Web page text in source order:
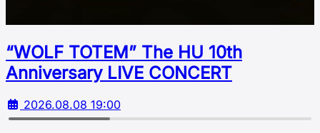
“WOLF TOTEM” The HU 10th
Аnniversary LIVE CONCERT
2026.08.08 19:00